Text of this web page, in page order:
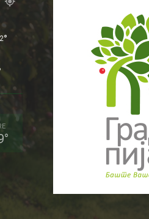
°
°